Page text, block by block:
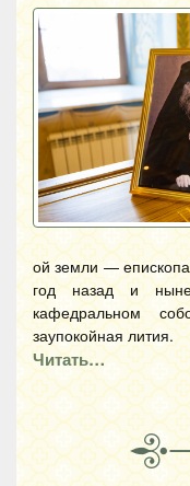
ой земли —
год назад и ныне
кафедральном
заупокойная лития.
Читать…